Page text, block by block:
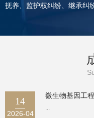
抚养、监护权纠纷、继承纠
14
2026-04
微生物基因工
...